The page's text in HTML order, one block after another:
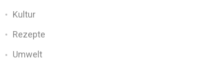
Kultur
Rezepte
Umwelt